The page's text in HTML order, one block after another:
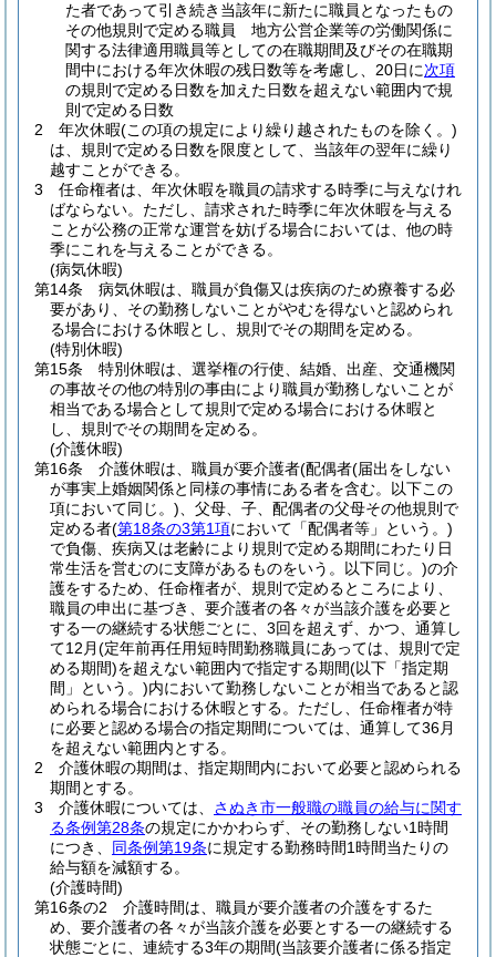
た者であって引き続き当該年に新たに職員となったもの
その他規則で定める職員 地方公営企業等の労働関係に
関する法律適用職員等としての在職期間及びその在職期
間中における年次休暇の残日数等を考慮し、20日に次項
の規則で定める日数を加えた日数を超えない範囲内で規
則で定める日数
2
年次休暇(この項の規定により繰り越されたものを除く。)
は、規則で定める日数を限度として、当該年の翌年に繰り
越すことができる。
3
任命権者は、年次休暇を職員の請求する時季に与えなけれ
ばならない。 ただし、請求された時季に年次休暇を与える
ことが公務の正常な運営を妨げる場合においては、他の時
季にこれを与えることができる。
(病気休暇)
第14条
病気休暇は、職員が負傷又は疾病のため療養する必
要があり、その勤務しないことがやむを得ないと認められ
る場合における休暇とし、規則でその期間を定める。
(特別休暇)
第15条
特別休暇は、選挙権の行使、結婚、出産、交通機関
の事故その他の特別の事由により職員が勤務しないことが
相当である場合として規則で定める場合における休暇と
し、規則でその期間を定める。
(介護休暇)
第16条
介護休暇は、職員が要介護者(配偶者(届出をしない
が事実上婚姻関係と同様の事情にある者を含む。以下この
項において同じ。) 、父母、子、配偶者の父母その他規則で
定める者(第18条の3第1項において「配偶者等」という。)
で負傷、疾病又は老齢により規則で定める期間にわたり日
常生活を営むのに支障があるものをいう。以下同じ。)の介
護をするため、任命権者が、規則で定めるところにより、
職員の申出に基づき、要介護者の各々が当該介護を必要と
する一の継続する状態ごとに、3回を超えず、かつ、通算し
て12月(定年前再任用短時間勤務職員にあっては、規則で定
める期間)を超えない範囲内で指定する期間(以下「指定期
間」という。)内において勤務しないことが相当であると認
められる場合における休暇とする。 ただし、任命権者が特
に必要と認める場合の指定期間については、通算して36月
を超えない範囲内とする。
2
介護休暇の期間は、指定期間内において必要と認められる
期間とする。
3
介護休暇については、 さぬき市一般職の職員の給与に関す
る条例第28条の規定にかかわらず、その勤務しない1時間
につき、 同条例第19条に規定する勤務時間1時間当たりの
給与額を減額する。
(介護時間)
第16条の2
介護時間は、職員が要介護者の介護をするた
め、要介護者の各々が当該介護を必要とする一の継続する
状態ごとに、連続する3年の期間(当該要介護者に係る指定